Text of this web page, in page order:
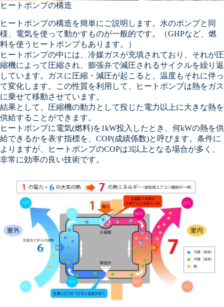
ヒートポンプの構造
ヒートポンプの構造を簡単にご説明します。水のポンプと同
様、電気を使って動かすものが一般的です。（GHPなど、燃
料を使うヒートポンプもあります。）
ヒートポンプの中には、冷媒ガスが充填されており、それが圧
縮機によって圧縮され、膨張弁で減圧されるサイクルを繰り返
しています。ガスに圧縮・減圧が起こると、温度もそれに伴っ
て変化します。この性質を利用して、ヒートポンプは熱をガス
に乗せて移動させています。
結果として、圧縮機の動力として投じた電力以上に大きな熱を
供給することができます。
ヒートポンプに電気(燃料)を1kW投入したとき、何kWの熱を供
給できるかを表す指標を、COP(成績係数)と呼びます。条件に
よりますが、ヒートポンプのCOPは3以上となる場合が多く、
非常に効率の良い技術です。